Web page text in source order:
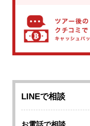
LINEで相談